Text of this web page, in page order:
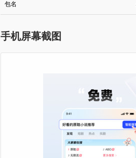
包名
手机屏幕截图